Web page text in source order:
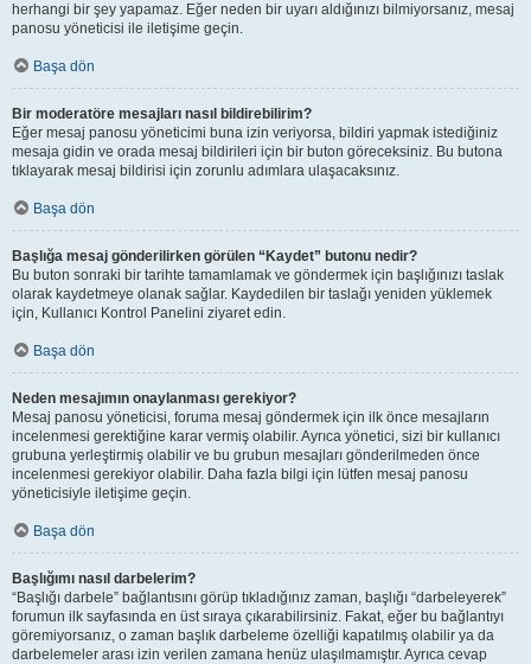
herhangi bir şey yapamaz. Eğer neden bir uyarı aldığınızı bilmiyorsanız, mesaj
panosu yöneticisi ile iletişime geçin.
Başa dön
Bir moderatöre mesajları nasıl bildirebilirim?
Eğer mesaj panosu yöneticimi buna izin veriyorsa, bildiri yapmak istediğiniz
mesaja gidin ve orada mesaj bildirileri için bir buton göreceksiniz. Bu butona
tıklayarak mesaj bildirisi için zorunlu adımlara ulaşacaksınız.
Başa dön
Başlığa mesaj gönderilirken görülen “Kaydet” butonu nedir?
Bu buton sonraki bir tarihte tamamlamak ve göndermek için başlığınızı taslak
olarak kaydetmeye olanak sağlar. Kaydedilen bir taslağı yeniden yüklemek
için, Kullanıcı Kontrol Panelini ziyaret edin.
Başa dön
Neden mesajımın onaylanması gerekiyor?
Mesaj panosu yöneticisi, foruma mesaj göndermek için ilk önce mesajların
incelenmesi gerektiğine karar vermiş olabilir. Ayrıca yönetici, sizi bir kullanıcı
grubuna yerleştirmiş olabilir ve bu grubun mesajları gönderilmeden önce
incelenmesi gerekiyor olabilir. Daha fazla bilgi için lütfen mesaj panosu
yöneticisiyle iletişime geçin.
Başa dön
Başlığımı nasıl darbelerim?
“Başlığı darbele” bağlantısını görüp tıkladığınız zaman, başlığı “darbeleyerek”
forumun ilk sayfasında en üst sıraya çıkarabilirsiniz. Fakat, eğer bu bağlantıyı
göremiyorsanız, o zaman başlık darbeleme özelliği kapatılmış olabilir ya da
darbelemeler arası izin verilen zamana henüz ulaşılmamıştır. Ayrıca cevap